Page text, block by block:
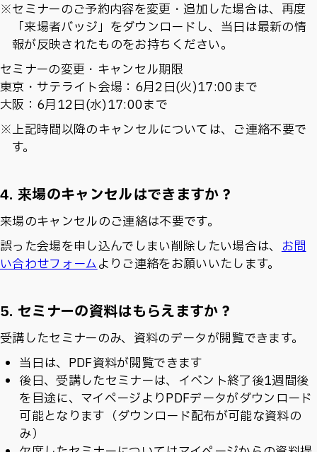
※セミナーのご予約内容を変更・追加した場合は、再度
「来場者バッジ」をダウンロードし、当日は最新の情
報が反映されたものをお持ちください。
セミナーの変更・キャンセル期限
東京・サテライト会場：6月2日(火)17:00まで
大阪：6月12日(水)17:00まで
※上記時間以降のキャンセルについては、ご連絡不要で
す。
4. 来場のキャンセルはできますか？
来場のキャンセルのご連絡は不要です。
誤った会場を申し込んでしまい削除したい場合は、お問
い合わせフォームよりご連絡をお願いいたします。
5. セミナーの資料はもらえますか？
受講したセミナーのみ、資料のデータが閲覧できます。
当日は、PDF資料が閲覧できます
後日、受講したセミナーは、イベント終了後1週間後
を目途に、マイページよりPDFデータがダウンロード
可能となります（ダウンロード配布が可能な資料の
み）